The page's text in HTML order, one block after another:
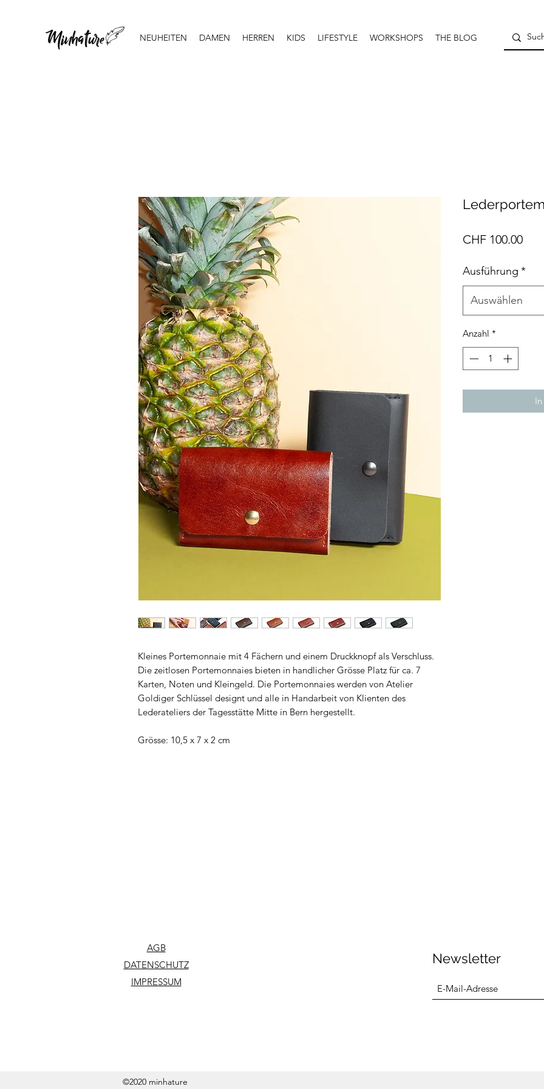
NEUHEITEN DAMEN HERREN KIDS LIFESTYLE WORKSHOPS THE BLOG
Kleines Portemonnaie mit 4 Fächern und einem Druckknopf als Verschluss.
Die zeitlosen Portemonnaies bieten in handlicher Grösse Platz für ca. 7
Karten, Noten und Kleingeld. Die Portemonnaies werden von Atelier
Goldiger Schlüssel designt und alle in Handarbeit von Klienten des
Lederateliers der Tagesstätte Mitte in Bern hergestellt.
Grösse: 10,5 x 7 x 2 cm
CHF 100.00Preis
Ausführung *
Auswählen
Anzahl *
AGB
DATENSCHUTZ
IMPRESSUM
Newsletter
©2020 minhature